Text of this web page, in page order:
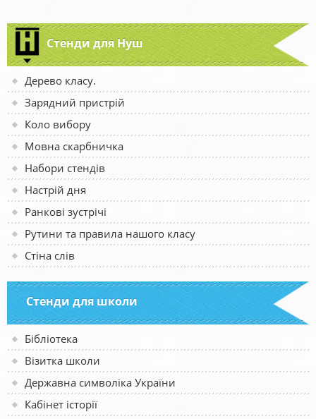
Стенди для Нуш
Дерево класу.
Зарядний пристрій
Коло вибору
Мовна скарбничка
Набори стендів
Настрій дня
Ранкові зустрічі
Рутини та правила нашого класу
Стіна слів
Стенди для школи
Бібліотека
Візитка школи
Державна символіка України
Кабінет історії